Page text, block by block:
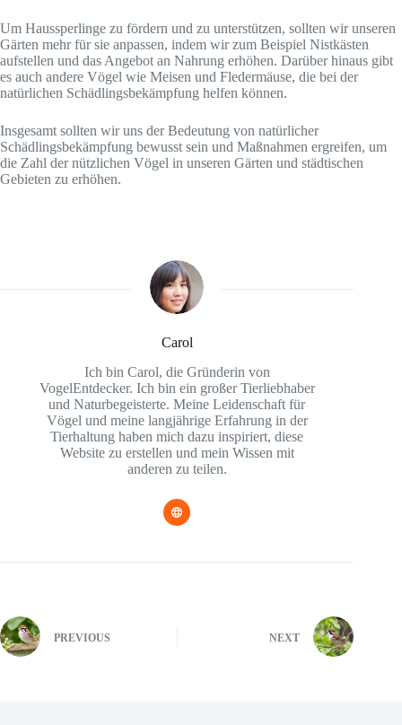
Um Haussperlinge zu fördern und zu unterstützen, sollten wir unseren
Gärten mehr für sie anpassen, indem wir zum Beispiel Nistkästen
aufstellen und das Angebot an Nahrung erhöhen. Darüber hinaus gibt
es auch andere Vögel wie Meisen und Fledermäuse, die bei der
natürlichen Schädlingsbekämpfung helfen können.
Insgesamt sollten wir uns der Bedeutung von natürlicher
Schädlingsbekämpfung bewusst sein und Maßnahmen ergreifen, um
die Zahl der nützlichen Vögel in unseren Gärten und städtischen
Gebieten zu erhöhen.
Carol
Ich bin Carol, die Gründerin von
VogelEntdecker. Ich bin ein großer Tierliebhaber
und Naturbegeisterte. Meine Leidenschaft für
Vögel und meine langjährige Erfahrung in der
Tierhaltung haben mich dazu inspiriert, diese
Website zu erstellen und mein Wissen mit
anderen zu teilen.
PREVIOUS NEXT